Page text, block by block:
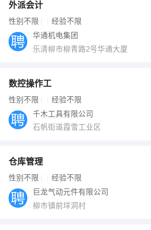
外派会计
性别不限 经验不限
华通机电集团
乐清柳市柳青路2号华通大厦
数控操作工
性别不限 经验不限
千木工具有限公司
石帆街道霞雪工业区
仓库管理
性别不限 经验不限
巨龙气动元件有限公司
柳市镇前垟洞村